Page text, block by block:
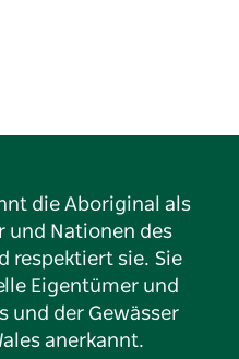
die Aboriginal als
und Nationen des
respektiert sie. Sie
Eigentümer und
und der Gewässer
anerkannt.